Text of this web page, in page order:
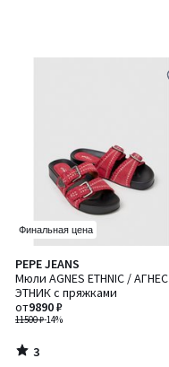
Финальная цена
PEPE JEANS
Мюли AGNES ETHNIC / АГНЕС
ЭТНИК с пряжками
11500 ₽-14%
от9890 ₽
3
/
5
3
/